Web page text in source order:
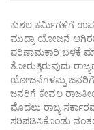
ಕುಶಲ ಕರ್ಮಿಗಳಿಗೆ
ಮುದ್ರಾ ಯೋಜನೆ
ಪರಿಣಾಮಕಾರಿ ಬಳಕೆ
ತೋರುತ್ತಿರುವುದು
ಯೋಜನೆಗಳನ್ನು ಜನರಿಗೆ
ಜನರಿಗೆ ಕೇವಲ
ಮೊದಲು ರಾಜ್ಯ
ಸರಿಪಡಿಸಿಕೊಂಡು